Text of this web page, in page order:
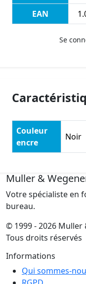
EAN
Se
Couleur
encre
Noir
Muller &
Votre spécialiste en
bureau.
© 1999 - 2026 Muller
Tous droits réservés
Informations
Qui sommes-